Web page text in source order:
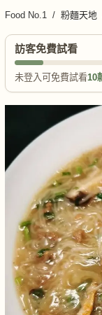
Food No.1 粉麵天地
訪客免費試看
未登入可免費試看10